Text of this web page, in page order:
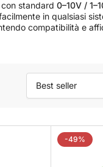
standard 0–10V /
in qualsiasi
compatibilità e
r
i
-49%